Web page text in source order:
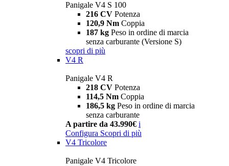
Panigale V4 S 100
216 CV Potenza
120,9 Nm Coppia
187 kg Peso in ordine di marcia
senza carburante (Versione S)
scopri di più
V4 R
Panigale V4 R
218 CV Potenza
114,5 Nm Coppia
186,5 kg Peso in ordine di marcia
senza carburante
A partire da 43.990€ i
Configura Scopri di più
V4 Tricolore
Panigale V4 Tricolore